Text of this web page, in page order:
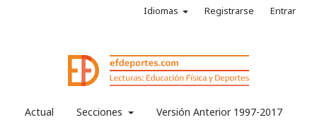
Actual Secciones Versión Anterior 1997-2017
Idiomas Registrarse Entrar